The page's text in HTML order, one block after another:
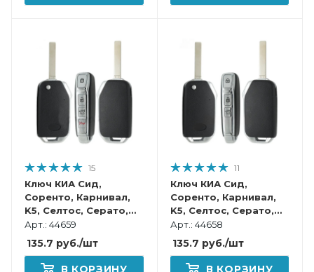
15
Ключ КИА Сид,
Соренто, Карнивал,
K5, Селтос, Серато,
Спортейдж выкидной
Арт.: 44659
135.7 руб./шт
В КОРЗИНУ
11
Ключ КИА Сид,
Соренто, Карнивал,
K5, Селтос, Серато,
Спортейдж, Соул
выкидной корпус
Арт.: 44658
135.7 руб./шт
В КОРЗИНУ